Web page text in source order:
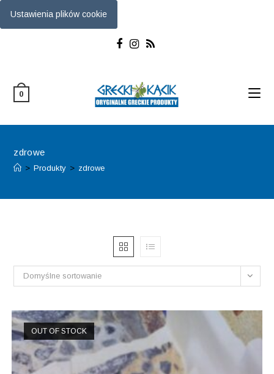
Ustawienia plików cookie
0
zdrowe
> Produkty > zdrowe
Domyślne sortowanie
OUT OF STOCK